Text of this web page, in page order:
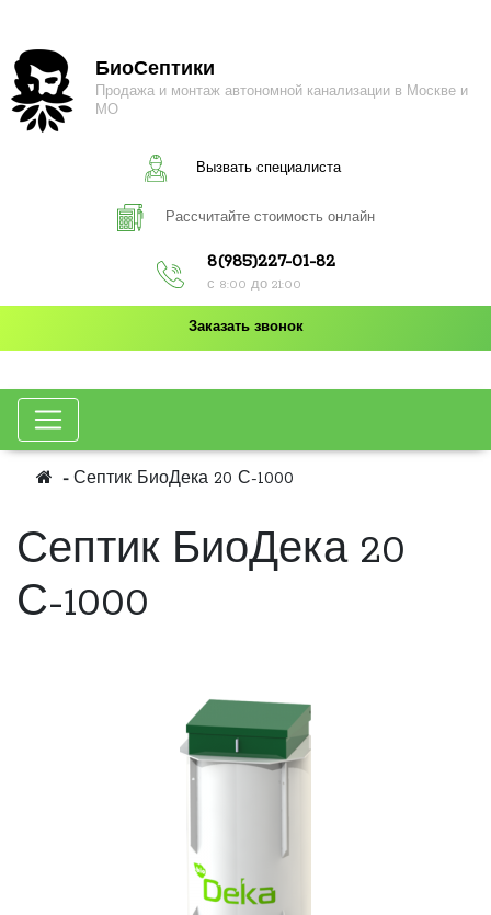
БиоСептики
Продажа и монтаж автономной канализации в Москве и
МО
Вызвать специалиста
Рассчитайте стоимость онлайн
8(985)227-01-82
с 8:00 до 21:00
Заказать звонок
Септик БиоДека 20 С-1000
Септик БиоДека 20
С-1000